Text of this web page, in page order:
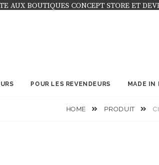
AUX BOUTIQUES CONCEPT STORE ET
POUR LES REVENDEURS MADE IN
HOME PRODUIT